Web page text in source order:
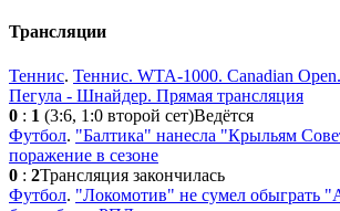
Трансляции
Теннис. Теннис. WTA-1000. Canadian
Пегула - Шнайдер. Прямая трансляция
0 : 1 (3:6, 1:0 второй сет)Ведётся
Футбол. "Балтика" нанесла "Крыльям
поражение в сезоне
0 : 2Трансляция закончилась
Футбол. "Локомотив" не сумел обыграть